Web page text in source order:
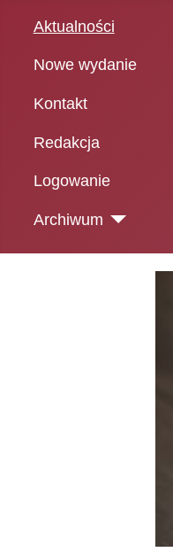
Aktualności
Nowe wydanie
Kontakt
Redakcja
Logowanie
Archiwum